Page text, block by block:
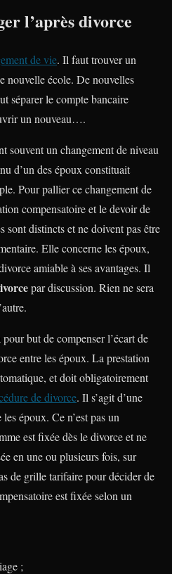
l’après divorce
de vie. Il faut trouver un
nouvelle école. De nouvelles
séparer le compte bancaire
un nouveau….
souvent un changement de niveau
d’un des époux constituait
Pour pallier ce changement de
compensatoire et le devoir de
sont distincts et ne doivent pas être
Elle concerne les époux,
amiable à ses avantages. Il
par discussion. Rien ne sera
pour but de compenser l’écart de
entre les époux. La prestation
et doit obligatoirement
de divorce. Il s’agit d’une
époux. Ce n’est pas un
est fixée dès le divorce et ne
en une ou plusieurs fois, sur
de grille tarifaire pour décider de
est fixée selon un
;